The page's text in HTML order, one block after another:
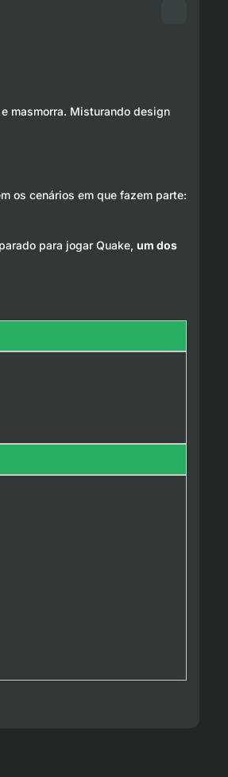
masmorra. Misturando design
os cenários em que fazem parte:
para jogar Quake, um dos